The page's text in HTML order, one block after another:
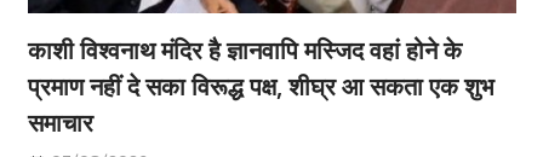
काशी विश्वनाथ मंदिर है ज्ञानवापि मस्जिद वहां होने के
प्रमाण नहीं दे सका विरूद्ध पक्ष, शीघ्र आ सकता एक शुभ
समाचार